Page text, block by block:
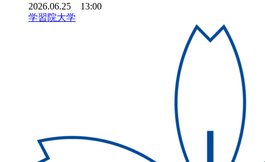
2026.06.25 13:00
学習院大学